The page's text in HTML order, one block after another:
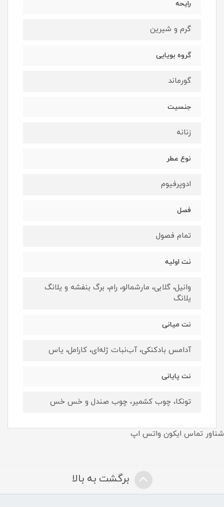
رايحه
گرم و شيرين
گروه بويايى
گورماند
جنسيت
زنانه
نوع عطر
ادوپرفيوم
فصل
تمام فصول
نت اوليه
وانیل، گلابی، مارشمالو، رام، برگ بنفشه و یلانگ
یلانگ
نت ميانى
آدامس بادکنکی، آب‌نبات ژله‌ای، کارامل، یاس
نت پايانى
تونکا، چوب کشمیر، چوب صندل و خس خس
شناور تماس ایکون واتس اپ
برگشت به بالا